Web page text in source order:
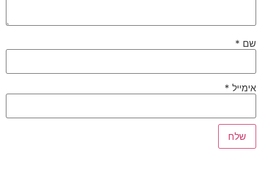
שם *
אימייל *